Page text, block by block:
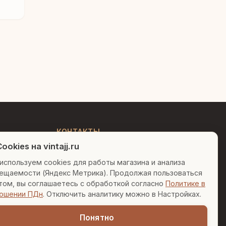
КОНТАКТЫ
+7 (495) 150-52-26
AI-консультант в Telegram
sales@vintajj.ru
Пн-Пт: 10:00 - 19:00
на vintajj.ru
cookies для работы магазина и анализа
(Яндекс Метрика). Продолжая пользоваться
вы соглашаетесь с обработкой согласно Политике в
ПДн. Отключить аналитику можно в Настройках.
Понятно
декору. Чем могу помочь?
Вазы для гостиной
Подарок до 5000₽
Сочетание металлов